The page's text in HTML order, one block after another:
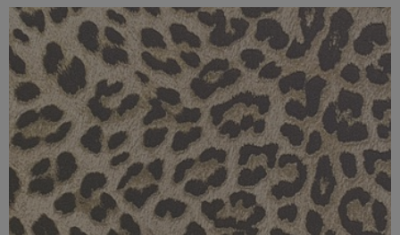
con lo storico brand Trussardi per dare vita a un...